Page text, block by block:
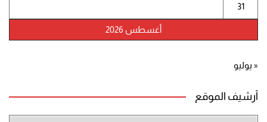
أغسطس 2026
31
« يوليو
أرشيف الموقع